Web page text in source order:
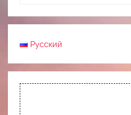
Русский